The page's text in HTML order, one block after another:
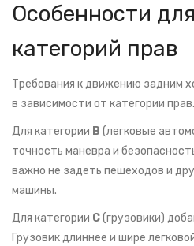
Особенности
категорий прав
Требования к движению задним
в зависимости от категории прав.
Для категории B (легковые
точность маневра и
важно не задеть пешеходов и
машины.
Для категории C(грузовики)
Грузовик длиннее и шире